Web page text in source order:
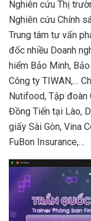
Nghiên cứu Thị
Nghiên cứu Chính
Trung tâm tư vấn
đốc nhiều Doanh
hiểm Bảo Minh,
Công ty TIWAN,…
Nutifood, Tập đoàn
Đồng Tiến tại Lào,
giấy Sài Gòn, Vina
FuBon Insurance,…